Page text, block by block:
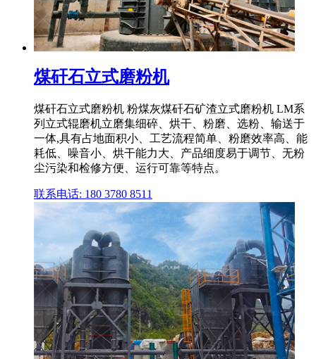
煤矸石立式磨粉机
煤矸石立式磨粉机 粉煤灰煤矸石矿渣立式磨粉机 LM系
列立式辊磨机立磨集细碎、烘干、粉磨、选粉、输送于
一体,具有占地面积小、工艺流程简单、粉磨效率高、能
耗低、噪音小、烘干能力大、产品细度易于调节、无粉
尘污染和检修方便、运行可靠等特点。
联系电话: 180 3780 8511